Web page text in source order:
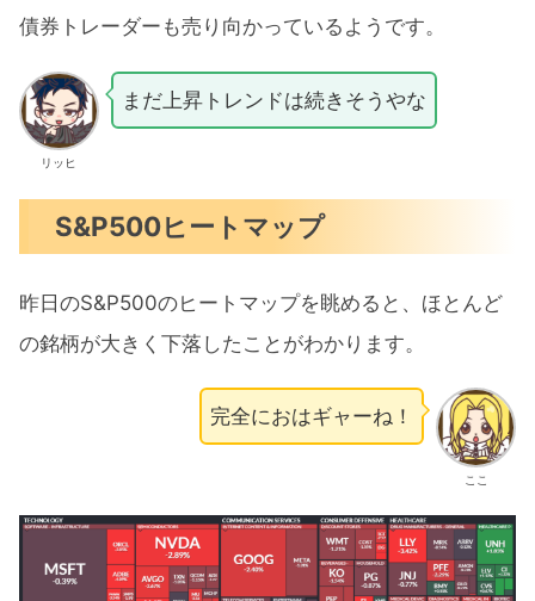
債券トレーダーも売り向かっているようです。
リッヒ
まだ上昇トレンドは続きそうやな
S&P500ヒートマップ
昨日のS&P500のヒートマップを眺めると、ほとんど
の銘柄が大きく下落したことがわかります。
ここ
完全におはギャーね！